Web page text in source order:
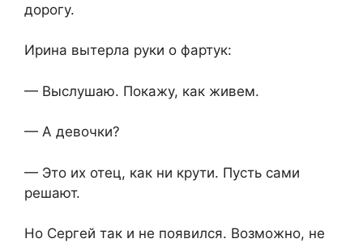
дорогу.
Ирина вытерла руки о фартук:
— Выслушаю. Покажу, как живем.
— А девочки?
— Это их отец, как ни крути. Пусть сами
решают.
Но Сергей так и не появился. Возможно, не